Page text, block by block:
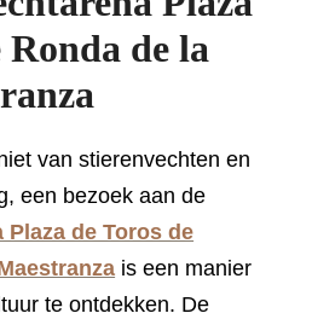
Ronda de la
van stierenvechten en
een bezoek aan de
de Toros de
is een manier
te ontdekken. De